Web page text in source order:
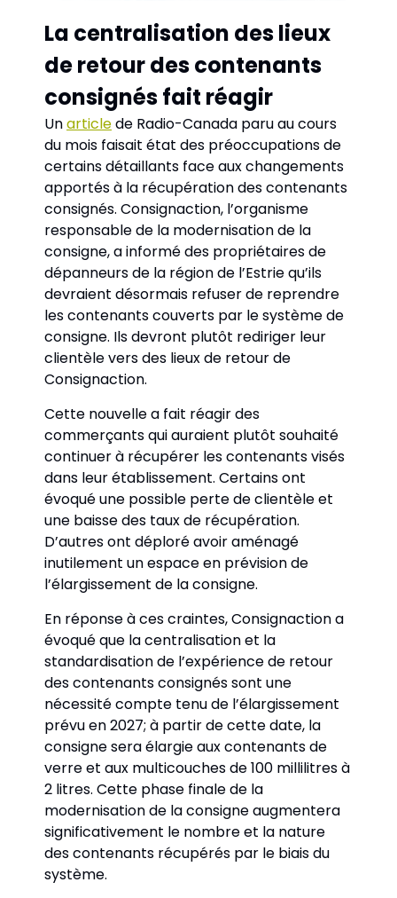
La centralisation des lieux
de retour des contenants
consignés fait réagir
Un article de Radio-Canada paru au cours
du mois faisait état des préoccupations de
certains détaillants face aux changements
apportés à la récupération des contenants
consignés. Consignaction, l’organisme
responsable de la modernisation de la
consigne, a informé des propriétaires de
dépanneurs de la région de l’Estrie qu’ils
devraient désormais refuser de reprendre
les contenants couverts par le système de
consigne. Ils devront plutôt rediriger leur
clientèle vers des lieux de retour de
Consignaction.
Cette nouvelle a fait réagir des
commerçants qui auraient plutôt souhaité
continuer à récupérer les contenants visés
dans leur établissement. Certains ont
évoqué une possible perte de clientèle et
une baisse des taux de récupération.
D’autres ont déploré avoir aménagé
inutilement un espace en prévision de
l’élargissement de la consigne.
En réponse à ces craintes, Consignaction a
évoqué que la centralisation et la
standardisation de l’expérience de retour
des contenants consignés sont une
nécessité compte tenu de l’élargissement
prévu en 2027; à partir de cette date, la
consigne sera élargie aux contenants de
verre et aux multicouches de 100 millilitres à
2 litres. Cette phase finale de la
modernisation de la consigne augmentera
significativement le nombre et la nature
des contenants récupérés par le biais du
système.